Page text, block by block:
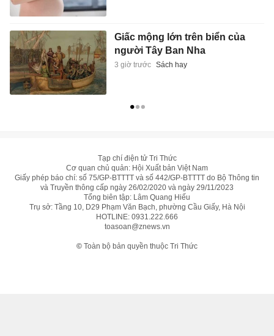
Giấc mộng lớn trên biển của
người Tây Ban Nha
3 giờ trước Sách hay
Tạp chí điện tử Tri Thức
Cơ quan chủ quản: Hội Xuất bản Việt Nam
Giấy phép báo chí: số 75/GP-BTTTT và số 442/GP-BTTTT do Bộ Thông tin
và Truyền thông cấp ngày 26/02/2020 và ngày 29/11/2023
Tổng biên tập: Lâm Quang Hiếu
Trụ sở: Tầng 10, D29 Phạm Văn Bạch, phường Cầu Giấy, Hà Nội
HOTLINE: 0931.222.666
toasoan@znews.vn
© Toàn bộ bản quyền thuộc Tri Thức